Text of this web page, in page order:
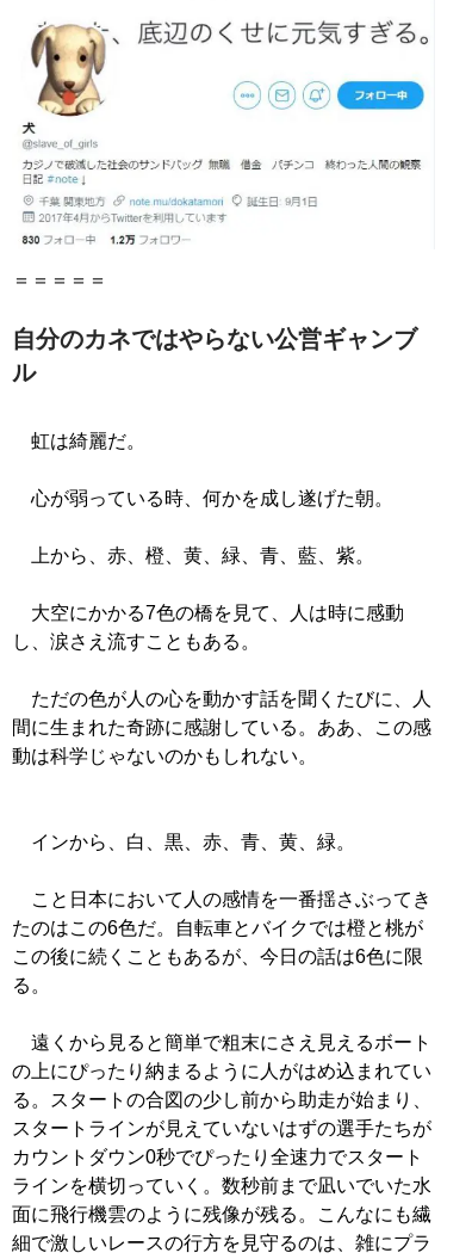
自分のカネではやらない公営ギャンブ
ル
虹は綺麗だ。
心が弱っている時、何かを成し遂げた朝。
上から、赤、橙、黄、緑、青、藍、紫。
大空にかかる7色の橋を見て、人は時に感動
し、涙さえ流すこともある。
ただの色が人の心を動かす話を聞くたびに、人
間に生まれた奇跡に感謝している。ああ、この感
動は科学じゃないのかもしれない。
インから、白、黒、赤、青、黄、緑。
こと日本において人の感情を一番揺さぶってき
たのはこの6色だ。自転車とバイクでは橙と桃が
この後に続くこともあるが、今日の話は6色に限
る。
遠くから見ると簡単で粗末にさえ見えるボート
の上にぴったり納まるように人がはめ込まれてい
る。スタートの合図の少し前から助走が始まり、
スタートラインが見えていないはずの選手たちが
カウントダウン0秒でぴったり全速力でスタート
ラインを横切っていく。数秒前まで凪いでいた水
面に飛行機雲のように残像が残る。こんなにも繊
細で激しいレースの行方を見守るのは、雑にプラ